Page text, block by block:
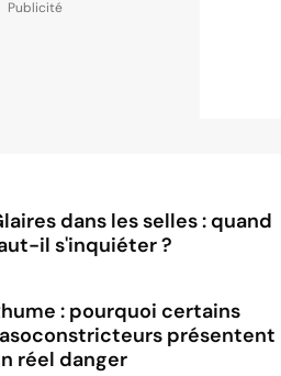
dans les selles : quand
il s'inquiéter ?
: pourquoi certains
présentent
réel danger